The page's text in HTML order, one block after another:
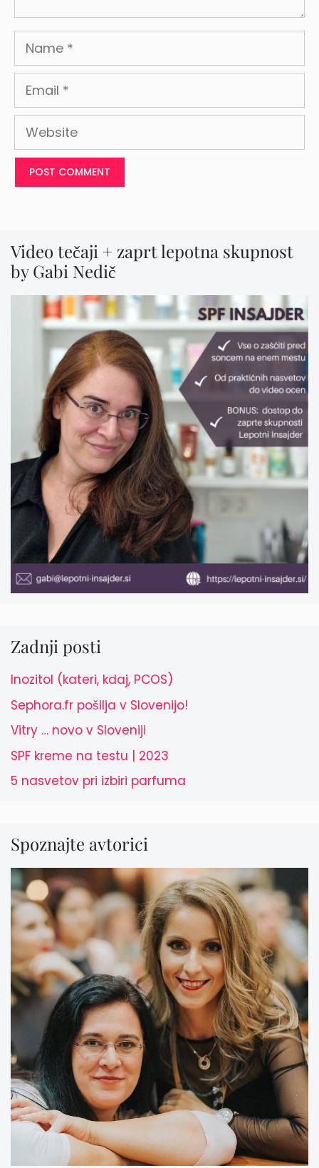
Name
Email
Website
Video tečaji + zaprt lepotna skupnost
by Gabi Nedič
Zadnji posti
Inozitol (kateri, kdaj, PCOS)
Sephora.fr pošilja v Slovenijo!
Vitry … novo v Sloveniji
SPF kreme na testu | 2023
5 nasvetov pri izbiri parfuma
Spoznajte avtorici